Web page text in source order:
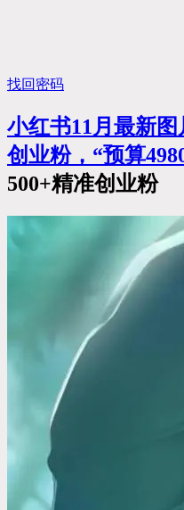
找回密码
小红书11月最新
创业粉，“预算
500+精准创业粉